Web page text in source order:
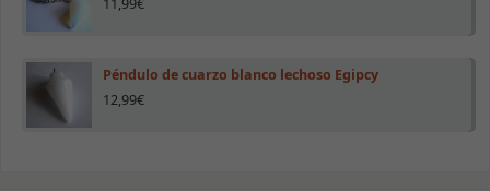
Péndulo de cuarzo blanco lechoso Egipcy
12,99€
desaparecerán